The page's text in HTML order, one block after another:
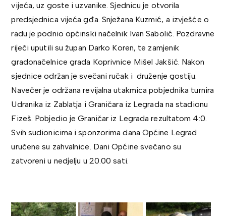
vijeća, uz goste i uzvanike. Sjednicu je otvorila
predsjednica vijeća gđa. Snježana Kuzmić, a izvješće o
radu je podnio općinski načelnik Ivan Sabolić. Pozdravne
riječi uputili su župan Darko Koren, te zamjenik
gradonačelnice grada Koprivnice Mišel Jakšić. Nakon
sjednice održan je svečani ručak i druženje gostiju.
Navečer je održana revijalna utakmica pobjednika turnira
Udranika iz Zablatja i Graničara iz Legrada na stadionu
Fizeš. Pobjedio je Graničar iz Legrada rezultatom 4:0.
Svih sudionicima i sponzorima dana Općine Legrad
uručene su zahvalnice. Dani Općine svečano su
zatvoreni u nedjelju u 20.00 sati.